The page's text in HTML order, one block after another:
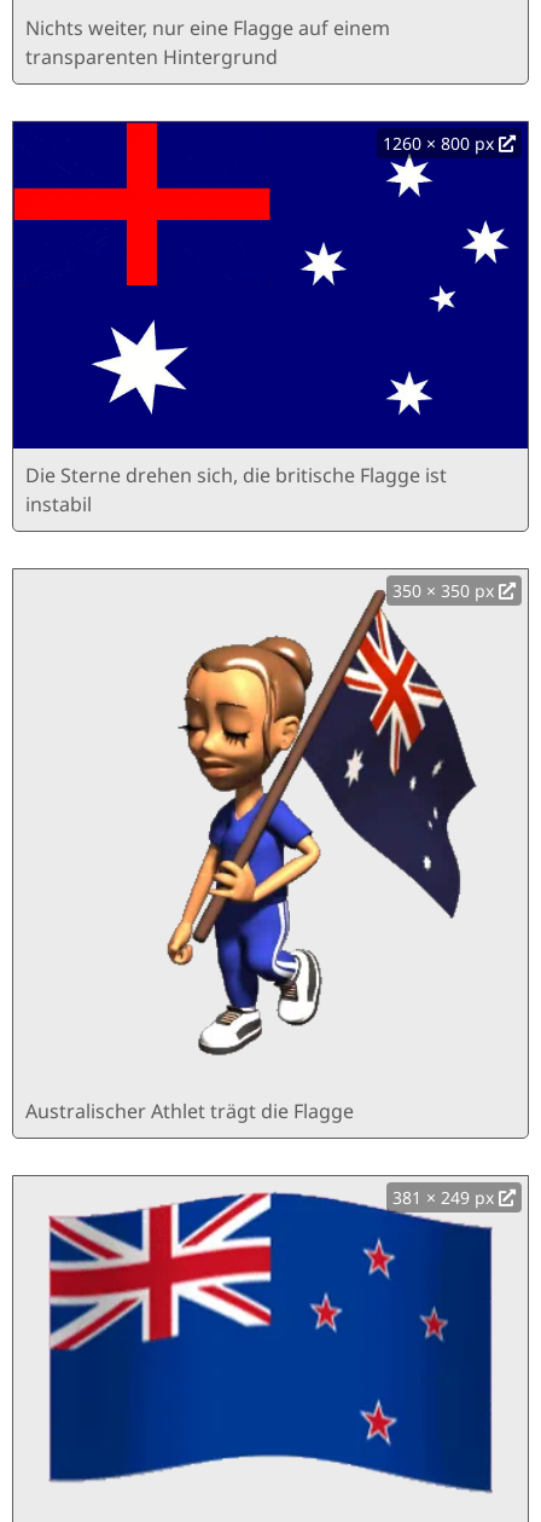
Nichts weiter, nur eine Flagge auf einem
transparenten Hintergrund
1260 × 800 px
Die Sterne drehen sich, die britische Flagge ist
instabil
350 × 350 px
Australischer Athlet trägt die Flagge
381 × 249 px